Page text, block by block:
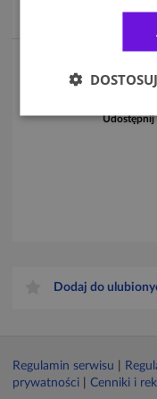
Udostępnij
Dodaj do
Regulamin serwisu
prywatności
Cenniki i
DOSTOSUJ